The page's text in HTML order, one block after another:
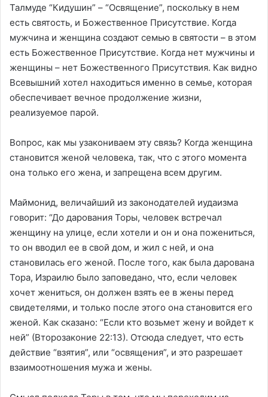
Талмуде “Кидушин” – “Освящение”, поскольку в нем
есть святость, и Божественное Присутствие. Когда
мужчина и женщина создают семью в святости – в этом
есть Божественное Присутствие. Когда нет мужчины и
женщины – нет Божественного Присутствия. Как видно
Всевышний хотел находиться именно в семье, которая
обеспечивает вечное продолжение жизни,
реализуемое парой.
Вопрос, как мы узакониваем эту связь? Когда женщина
становится женой человека, так, что с этого момента
она только его жена, и запрещена всем другим.
Маймонид, величайший из законодателей иудаизма
говорит: “До дарования Торы, человек встречал
женщину на улице, если хотели и он и она пожениться,
то он вводил ее в свой дом, и жил с ней, и она
становилась его женой. После того, как была дарована
Тора, Израилю было заповедано, что, если человек
хочет жениться, он должен взять ее в жены перед
свидетелями, и только после этого она становится его
женой. Как сказано: “Если кто возьмет жену и войдет к
ней” (Второзаконие 22:13). Отсюда следует, что есть
действие “взятия”, или “освящения”, и это разрешает
взаимоотношения мужа и жены.